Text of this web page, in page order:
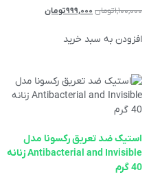
۱,۱۰۰,۰۰۰تومان۹۹۹,۰۰۰تومان
افزودن به سبد خرید
استیک ضد تعریق رکسونا مدل
Antibacterial and Invisible زنانه
40 گرم